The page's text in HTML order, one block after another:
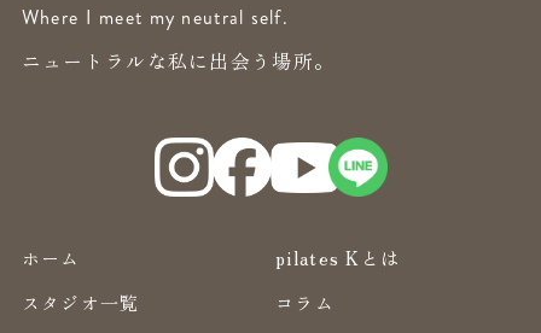
Where I meet my neutral self.
ニュートラルな私に出会う場所。
ホーム
pilates Kとは
スタジオ一覧
コラム